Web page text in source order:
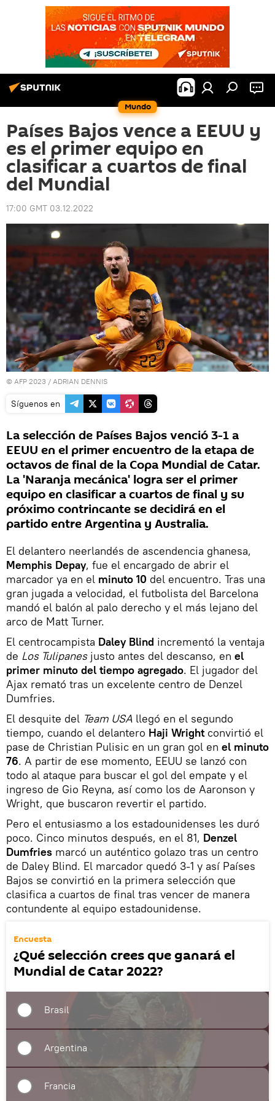
Mundo
Países Bajos vence a EEUU y
es el primer equipo en
clasificar a cuartos de final
del Mundial
17:00 GMT 03.12.2022
© AFP 2023 / ADRIAN DENNIS
Síguenos en
La selección de Países Bajos venció 3-1 a
EEUU en el primer encuentro de la etapa de
octavos de final de la Copa Mundial de Catar.
La 'Naranja mecánica' logra ser el primer
equipo en clasificar a cuartos de final y su
próximo contrincante se decidirá en el
partido entre Argentina y Australia.
El delantero neerlandés de ascendencia ghanesa,
Memphis Depay, fue el encargado de abrir el
marcador ya en el minuto 10 del encuentro. Tras una
gran jugada a velocidad, el futbolista del Barcelona
mandó el balón al palo derecho y el más lejano del
arco de Matt Turner.
El centrocampista Daley Blind incrementó la ventaja
de Los Tulipanesjusto antes del descanso, en el
primer minuto del tiempo agregado. El jugador del
Ajax remató tras un excelente centro de Denzel
Dumfries.
El desquite del Team USA llegó en el segundo
tiempo, cuando el delantero Haji Wrightconvirtió el
pase de Christian Pulisic en un gran gol en el minuto
76. A partir de ese momento, EEUU se lanzó con
todo al ataque para buscar el gol del empate y el
ingreso de Gio Reyna, así como los de Aaronson y
Wright, que buscaron revertir el partido.
Pero el entusiasmo a los estadounidenses les duró
poco. Cinco minutos después, en el 81, Denzel
Dumfries marcó un auténtico golazo tras un centro
de Daley Blind. El marcador quedó 3-1 y así Países
Bajos se convirtió en la primera selección que
clasifica a cuartos de final tras vencer de manera
contundente al equipo estadounidense.
Encuesta
¿Qué selección crees que ganará el
Mundial de Catar 2022?
Brasil
Argentina
Francia